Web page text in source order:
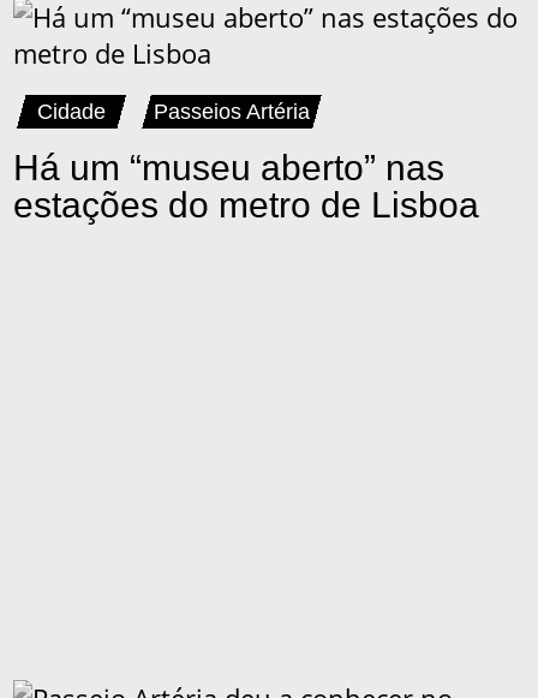
Há um “museu aberto” nas
estações do metro de Lisboa
Cidade Passeios Artéria